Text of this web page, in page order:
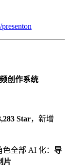
创作系统
Star，新增
全部 AI 化： 导
片